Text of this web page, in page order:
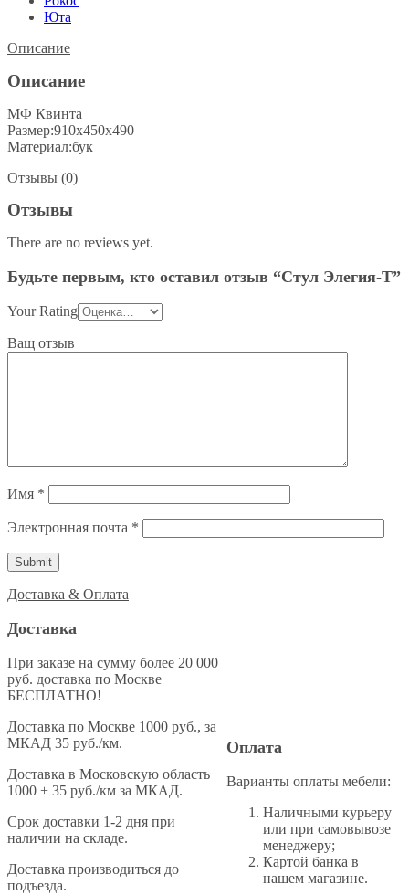
Юта
Описание
Описание
МФ Квинта
Размер:910х450х490
Материал:бук
Отзывы (0)
Отзывы
There are no reviews yet.
Будьте первым, кто оставил отзыв “Стул Элегия-Т”
Your Rating
Ващ отзыв
Имя *
Электронная почта *
Доставка & Оплата
Доставка
При заказе на сумму более 20 000
руб. доставка по Москве
БЕСПЛАТНО!
Доставка по Москве 1000 руб., за
МКАД 35 руб./км.
Доставка в Московскую область
1000 + 35 руб./км за МКАД.
Cрок доставки 1-2 дня при
наличии на складе.
Доставка производиться до
подъезда.
Оплата
Варианты оплаты мебели:
Наличными курьеру
или при самовывозе
менеджеру;
Картой банка в
нашем магазине.